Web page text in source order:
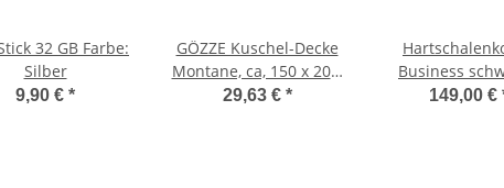
32 GB Farbe:
Silber
9,90 € *
GÖZZE Kuschel-Decke
Montane, ca, 150 x 200,
Farbe anthrazit
29,63 € *
Business
149,00 €